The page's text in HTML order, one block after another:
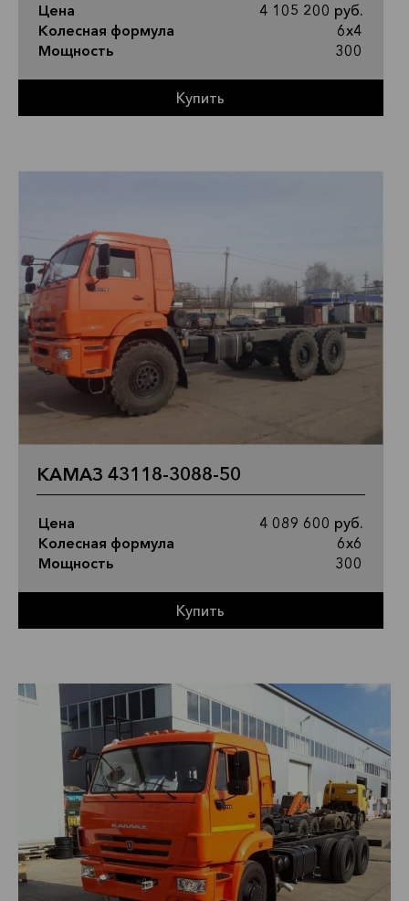
Цена
4 105 200 руб.
Колесная формула
6х4
Мощность
300
Купить
КАМАЗ 43118-3088-50
Цена
4 089 600 руб.
Колесная формула
6х6
Мощность
300
Купить